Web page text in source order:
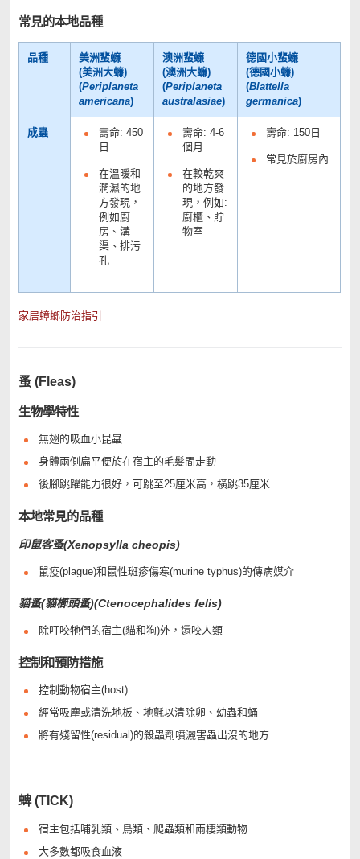
常見的本地品種
品種
美洲蜚蠊
(美洲大蠊)
(Periplaneta
americana)
澳洲蜚蠊
(澳洲大蠊)
(Periplaneta
australasiae)
德國小蜚蠊
(德國小蠊)
(Blattella
germanica)
成蟲
壽命: 450
日
在溫暖和
潤濕的地
方發現，
例如廚
房、溝
渠、排污
孔
壽命: 4-6
個月
在較乾爽
的地方發
現，例如:
廚櫃、貯
物室
壽命: 150日
常見於廚房內
家居蟑螂防治指引
蚤 (Fleas)
生物學特性
無翅的吸血小昆蟲
身體兩側扁平便於在宿主的毛髮間走動
後腳跳躍能力很好，可跳至25厘米高，橫跳35厘米
本地常見的品種
印鼠客蚤(Xenopsylla cheopis)
鼠疫(plague)和鼠性斑疹傷寒(murine typhus)的傳病媒介
貓蚤(貓櫛頭蚤)(Ctenocephalides felis)
除叮咬牠們的宿主(貓和狗)外，還咬人類
控制和預防措施
控制動物宿主(host)
經常吸塵或清洗地板、地氈以清除卵、幼蟲和蛹
將有殘留性(residual)的殺蟲劑噴灑害蟲出沒的地方
蜱 (TICK)
宿主包括哺乳類、鳥類、爬蟲類和兩棲類動物
大多數都吸食血液